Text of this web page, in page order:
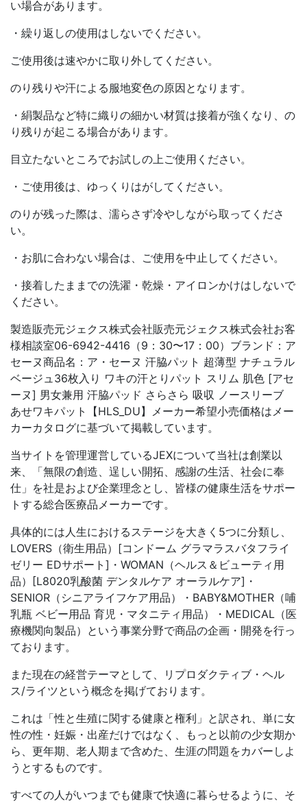
い場合があります。
・繰り返しの使用はしないでください。
ご使用後は速やかに取り外してください。
のり残りや汗による服地変色の原因となります。
・絹製品など特に織りの細かい材質は接着が強くなり、の
り残りが起こる場合があります。
目立たないところでお試しの上ご使用ください。
・ご使用後は、ゆっくりはがしてください。
のりが残った際は、濡らさず冷やしながら取ってくださ
い。
・お肌に合わない場合は、ご使用を中止してください。
・接着したままでの洗濯・乾燥・アイロンかけはしないで
ください。
製造販売元ジェクス株式会社販売元ジェクス株式会社お客
様相談室06-6942-4416（9：30〜17：00）ブランド：ア
セーヌ商品名：ア・セーヌ 汗脇パット 超薄型 ナチュラル
ベージュ36枚入り ワキの汗とりパット スリム 肌色 [アセ
ーヌ] 男女兼用 汗脇パッド さらさら 吸収 ノースリーブ
あせワキパット【HLS_DU】メーカー希望小売価格はメー
カーカタログに基づいて掲載しています。
当サイトを管理運営しているJEXについて当社は創業以
来、「無限の創造、逞しい開拓、感謝の生活、社会に奉
仕」を社是および企業理念とし、皆様の健康生活をサポー
トする総合医療品メーカーです。
具体的には人生におけるステージを大きく5つに分類し、
LOVERS（衛生用品）[コンドーム グラマラスバタフライ
ゼリー EDサポート]・WOMAN（ヘルス＆ビューティ用
品）[L8020乳酸菌 デンタルケア オーラルケア]・
SENIOR（シニアライフケア用品）・BABY&MOTHER（哺
乳瓶 ベビー用品 育児・マタニティ用品）・MEDICAL（医
療機関向製品）という事業分野で商品の企画・開発を行っ
ております。
また現在の経営テーマとして、リプロダクティブ・ヘル
ス/ライツという概念を掲げております。
これは「性と生殖に関する健康と権利」と訳され、単に女
性の性・妊娠・出産だけではなく、もっと以前の少女期か
ら、更年期、老人期まで含めた、生涯の問題をカバーしよ
うとするものです。
すべての人がいつまでも健康で快適に暮らせるように、そ